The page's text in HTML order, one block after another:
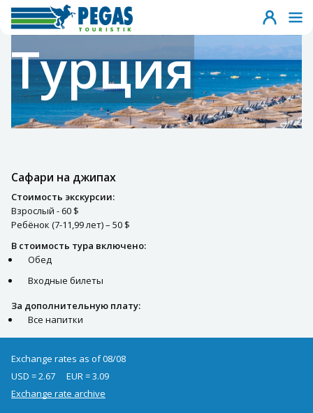
Турция
Сафари на джипах
Стоимость экскурсии:
Взрослый - 60 $
Ребёнок (7-11,99 лет) – 50 $
В стоимость тура включено:
Обед
Входные билеты
За дополнительную плату:
Все напитки
Exchange rates as of 08/08
USD = 2.67
EUR = 3.09
Exchange rate archive